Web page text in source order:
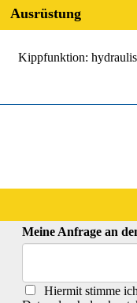
Ausrüstung
Kippfunktion:
Meine Anfrage an
Hiermit stimme